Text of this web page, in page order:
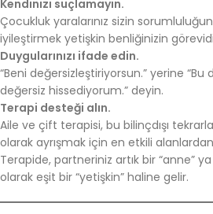
Kendinizi suçlamayın.
Çocukluk yaralarınız sizin
iyileştirmek yetişkin benliğinizin
Duygularınızı ifade edin.
“Beni değersizleştiriyorsun.” yerine
değersiz hissediyorum.” deyin.
Terapi desteği alın.
Aile ve çift terapisi, bu bilinçdışı
olarak ayrışmak için en etkili
Terapide, partneriniz artık bir “anne”
olarak eşit bir “yetişkin” haline gelir.